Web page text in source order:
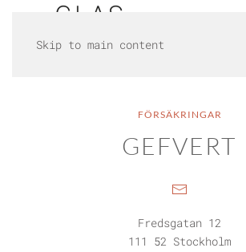
Skip to main content
FÖRSÄKRINGAR
GEFVERT
Fredsgatan 12
111 52 Stockholm